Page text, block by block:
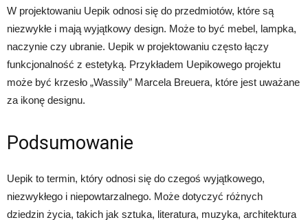
W projektowaniu Uepik odnosi się do przedmiotów, które są
niezwykłe i mają wyjątkowy design. Może to być mebel, lampka,
naczynie czy ubranie. Uepik w projektowaniu często łączy
funkcjonalność z estetyką. Przykładem Uepikowego projektu
może być krzesło „Wassily” Marcela Breuera, które jest uważane
za ikonę designu.
Podsumowanie
Uepik to termin, który odnosi się do czegoś wyjątkowego,
niezwykłego i niepowtarzalnego. Może dotyczyć różnych
dziedzin życia, takich jak sztuka, literatura, muzyka, architektura